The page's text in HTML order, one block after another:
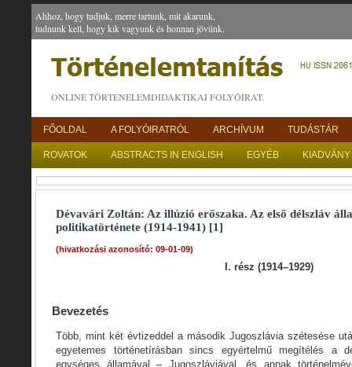
Ahhoz, hogy tudjuk, merre tartunk, mit akarunk,
tudnunk kell, hogy kik vagyunk és honnan jövünk.
ONLINE TÖRTÉNELEMDIDAKTIKAI FOLYÓIRAT.
FŐOLDAL A FOLYÓIRATRÓL ARCHÍVUM TUDÁSTÁR
ROVATOK ABSTRACTS IN ENGLISH EGYÉB
Dévavári Zoltán: Az illúzió erőszaka. Az első délszláv
politikatörténete (1914-1941) [1]
(hivatkozási azonosító: 09-01-09)
I. rész (1914–1929)
Bevezetés
Több, mint két évtizeddel a második Jugoszlávia szétesése
egyetemes történetírásban sincs egyértelmű megítélés a
egységes államával – Jugoszláviával, és annak